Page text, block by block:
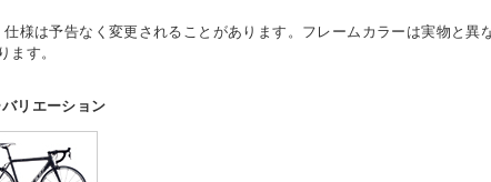
様は予告なく変更されることがあります。フレームカラーは実物と異
ます。
リエーション